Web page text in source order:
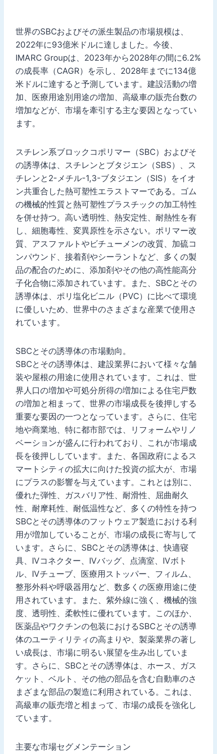
世界のSBCおよびその派生製品の市場規模は、
2022年に93億米ドルに達しました。今後、
IMARC Groupは、2023年から2028年の間に6.2%
の成長率（CAGR）を示し、2028年までに134億
米ドルに達すると予測しています。建設活動の増
加、医療用途別用途の増加、高級車の販売台数の
増加などが、市場を牽引する主な要因となってい
ます。
スチレン系ブロックコポリマー（SBC）およびそ
の誘導体は、スチレンとブタジエン（SBS）、ス
チレンと2-メチル-1,3-ブタジエン（SIS）をイオ
ン共重合した熱可塑性エラストマーである。ゴム
の機械的性質と熱可塑性プラスチックの加工特性
を併せ持つ。高い透明性、熱安定性、耐熱性を有
し、細胞毒性、変異原性を示さない。ポリマー改
質、アスファルトやビチューメンの改質、加硫コ
ンパウンド、接着剤やシーラントなど、多くの製
品の配合のために、添加剤やその他の高性能高分
子化合物に添加されています。また、SBCとその
誘導体は、ポリ塩化ビニル（PVC）に比べて環境
に優しいため、世界中のさまざまな産業で使用さ
れています。
SBCとその誘導体の市場動向。
SBCとその誘導体は、建設業界において様々な舗
装や屋根の用途に使用されています。これは、世
界人口の増加や可処分所得の増加による住宅戸数
の増加と相まって、世界の市場成長を後押しする
重要な要因の一つとなっています。さらに、住宅
地や商業地、特に都市部では、リフォームやリノ
ベーションが盛んに行われており、これが市場成
長を後押ししています。また、各国政府によるス
マートシティの拡大に向けた投資の拡大が、市場
にプラスの影響を与えています。これとは別に、
優れた弾性、ガスバリア性、耐滑性、屈曲耐久
性、耐摩耗性、耐低温性など、多くの特性を持つ
SBCとその誘導体のフットウェア製造における利
用が増加していることが、市場の成長に寄与して
います。さらに、SBCとその誘導体は、快適寝
具、IVコネクター、IVバッグ、点滴室、IVボト
ル、IVチューブ、医療用ストッパー、フィルム、
整形外科や呼吸器用など、数多くの医療用途に使
用されています。また、紫外線に強く、機械的強
度、透明性、柔軟性に優れています。このほか、
医薬品やワクチンの包装におけるSBCとその誘導
体のユーティリティの高まりや、製薬業界の著し
い成長は、市場に明るい展望を生み出していま
す。さらに、SBCとその誘導体は、ホース、ガス
ケット、ベルト、その他の部品を含む自動車のさ
まざまな部品の製造に利用されている。これは、
高級車の販売増と相まって、市場の成長を強化し
ています。
主要な市場セグメンテーション